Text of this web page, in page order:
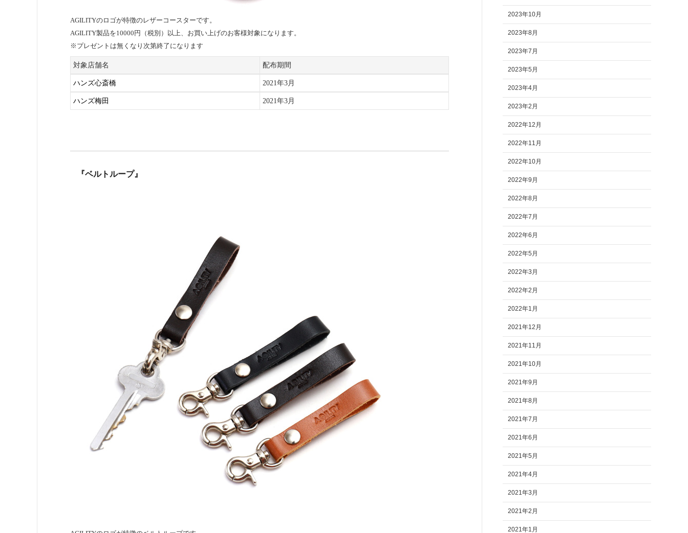
AGILITYのロゴが特徴のレザーコースターです。
AGILITY製品を10000円（税別）以上、お買い上げのお客様対象になります。
※プレゼントは無くなり次第終了になります
対象店舗名 配布期間
ハンズ心斎橋 2021年3月
ハンズ梅田 2021年3月
『ベルトループ』
2023年10月
2023年8月
2023年7月
2023年5月
2023年4月
2023年2月
2022年12月
2022年11月
2022年10月
2022年9月
2022年8月
2022年7月
2022年6月
2022年5月
2022年3月
2022年2月
2022年1月
2021年12月
2021年11月
2021年10月
2021年9月
2021年8月
2021年7月
2021年6月
2021年5月
2021年4月
2021年3月
2021年2月
2021年1月